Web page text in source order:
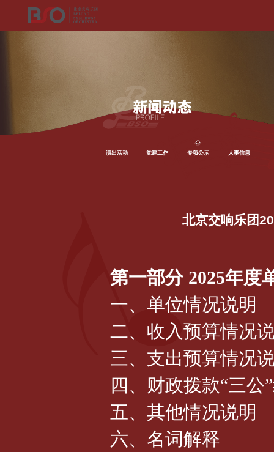
演出活动 党建工作 专项公示 人事信息
北京交响乐团
第一部分 2025年度
一、单位情况说明
二、收入预算情况
三、支出预算情况
四、财政拨款“三公
五、其他情况说明
六、名词解释